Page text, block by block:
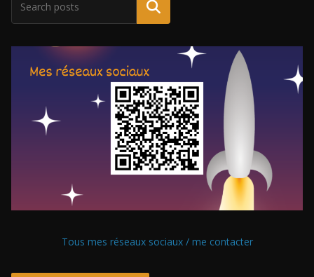
Tous mes réseaux sociaux / me contacter